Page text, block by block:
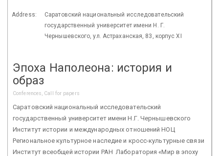
Address:
Саратовский национальный исследовательский
государственный университет имени Н. Г.
Чернышевского, ул. Астраханская, 83, корпус XI
Эпоха Наполеона: история и
образ
Conferences, Call for papers
Саратовский национальный исследовательский
государственный университет имени Н.Г. Чернышевского
Институт истории и международных отношений НОЦ
Региональное культурное наследие и кросс-культурные связи
Институт всеобщей истории РАН Лаборатория «Мир в эпоху